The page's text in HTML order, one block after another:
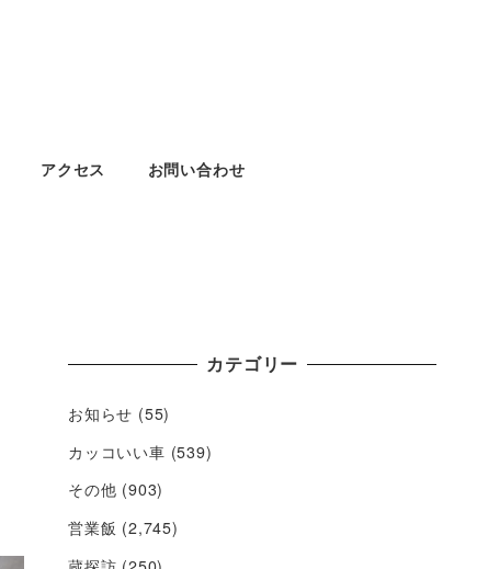
アクセス お問い合わせ
カテゴリー
お知らせ (55)
カッコいい車 (539)
その他 (903)
営業飯 (2,745)